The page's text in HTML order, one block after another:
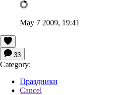
May 7 2009, 19:41
33
Category:
Праздники
Cancel